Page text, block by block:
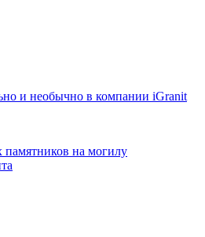
и необычно в компании iGranit
памятников на могилу